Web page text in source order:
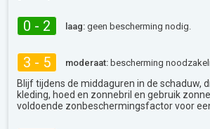
0 - 2 laag: geen bescherming nodig.
3 - 5 moderaat: bescherming
Blijf tijdens de middaguren in de schaduw,
kleding, hoed en zonnebril en gebruik
voldoende zonbeschermingsfactor voor